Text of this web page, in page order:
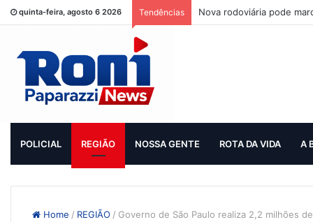
quinta-feira, agosto 6 2026 Tendências Nova rodoviária pode
POLICIAL REGIÃO NOSSA GENTE ROTA DA VIDA A
Home / REGIÃO / Governo de São Paulo realiza 2,2 milhões